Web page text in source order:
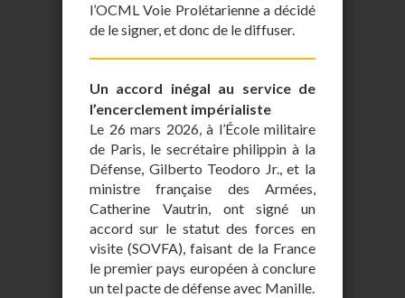
l’OCML Voie Prolétarienne a décidé
de le signer, et donc de le diffuser.
Un accord inégal au service de
l’encerclement impérialiste
Le 26 mars 2026, à l’École militaire
de Paris, le secrétaire philippin à la
Défense, Gilberto Teodoro Jr., et la
ministre française des Armées,
Catherine Vautrin, ont signé un
accord sur le statut des forces en
visite (SOVFA), faisant de la France
le premier pays européen à conclure
un tel pacte de défense avec Manille.